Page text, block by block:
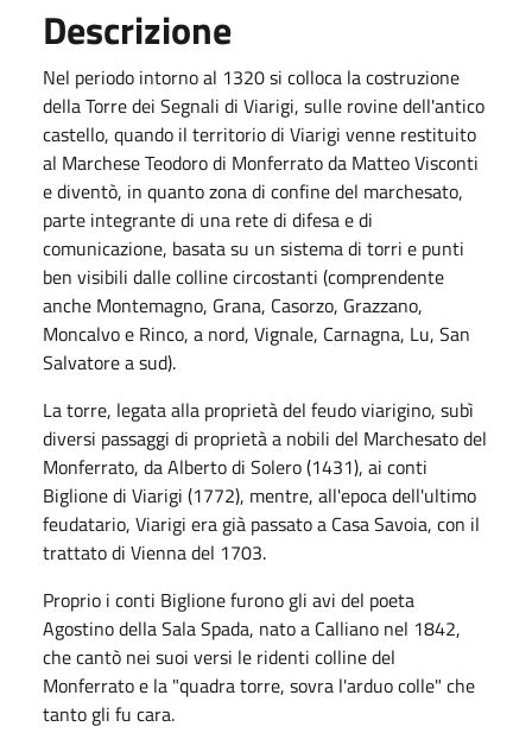
Descrizione
Nel periodo intorno al 1320 si colloca la costruzione
della Torre dei Segnali di Viarigi, sulle rovine dell'antico
castello, quando il territorio di Viarigi venne restituito
al Marchese Teodoro di Monferrato da Matteo Visconti
e diventò, in quanto zona di confine del marchesato,
parte integrante di una rete di difesa e di
comunicazione, basata su un sistema di torri e punti
ben visibili dalle colline circostanti (comprendente
anche Montemagno, Grana, Casorzo, Grazzano,
Moncalvo e Rinco, a nord, Vignale, Carnagna, Lu, San
Salvatore a sud).
La torre, legata alla proprietà del feudo viarigino, subì
diversi passaggi di proprietà a nobili del Marchesato del
Monferrato, da Alberto di Solero (1431), ai conti
Biglione di Viarigi (1772), mentre, all'epoca dell'ultimo
feudatario, Viarigi era già passato a Casa Savoia, con il
trattato di Vienna del 1703.
Proprio i conti Biglione furono gli avi del poeta
Agostino della Sala Spada, nato a Calliano nel 1842,
che cantò nei suoi versi le ridenti colline del
Monferrato e la "quadra torre, sovra l'arduo colle" che
tanto gli fu cara.